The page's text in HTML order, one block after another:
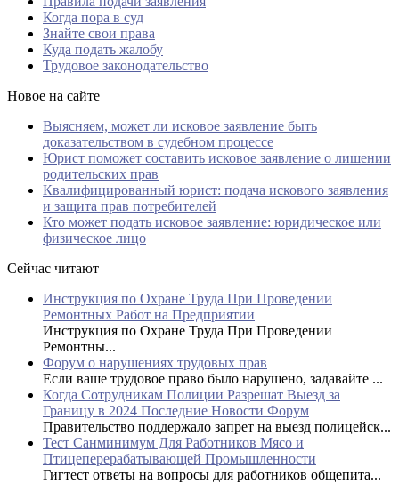
Когда пора в суд
Знайте свои права
Куда подать жалобу
Трудовое законодательство
Новое на сайте
Выясняем, может ли исковое заявление быть
доказательством в судебном процессе
Юрист поможет составить исковое заявление о лишении
родительских прав
Квалифицированный юрист: подача искового заявления
и защита прав потребителей
Кто может подать исковое заявление: юридическое или
физическое лицо
Сейчас читают
Инструкция по Охране Труда При Проведении
Ремонтных Работ на Предприятии
Инструкция по Охране Труда При Проведении
Ремонтны...
Форум о нарушениях трудовых прав
Если ваше трудовое право было нарушено, задавайте ...
Когда Сотрудникам Полиции Разрешат Выезд за
Границу в 2024 Последние Новости Форум
Правительство поддержало запрет на выезд полицейск...
Тест Санминимум Для Работников Мясо и
Птицеперерабатывающей Промышленности
Гигтест ответы на вопросы для работников общепита...